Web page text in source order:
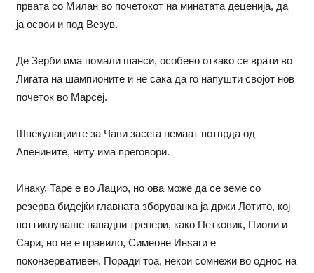
првата со Милан во почетокот на минатата деценија, да
ја освои и под Везув.
Де Зерби има помали шанси, особено откако се врати во
Лигата на шампионите и не сака да го напушти својот нов
почеток во Марсеј.
Шпекулациите за Чави засега немаат потврда од
Апенините, ниту има преговори.
Инаку, Таре е во Лацио, но ова може да се земе со
резерва бидејќи главната зборуванка ја држи Лотито, кој
поттикнуваше нападни тренери, како Петковиќ, Пиоли и
Сари, но не е правило, Симеоне Инѕаги е
поконзервативен. Поради тоа, некои сомнежи во однос на